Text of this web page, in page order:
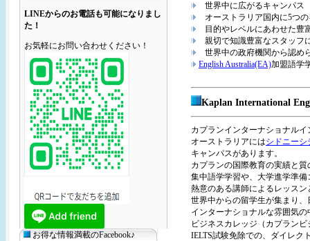
LINEからのお電話も可能になりまし
た！
お気軽にお問い合わせください！
お得な情報満載のFacebook♪
世界中に広がるキャンパス
オーストラリア国内に5つ
目的やレベルにあわせた豊
親切で知識豊富なスタッフ
世界中の政府機関から認め
English Australia(EA)加盟語学
Kaplan International
カプランインターナショナル
オーストラリアにはシドニーシ
キャンパスがあります。
カプランの国際教育の実績と
集中語学学習や、大学進学準
熱意のある講師によるレッス
世界中からの留学生が集まり
インターナショナルな雰囲気
ビジネスカレッジ（カプランビ
IELTS試験免除での、ダイレク